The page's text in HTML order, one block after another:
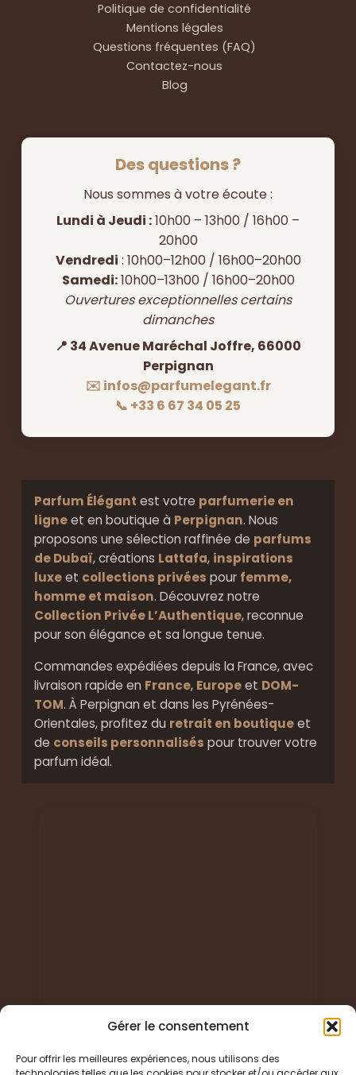
Gérer le consentement
Pour offrir les meilleures expériences, nous utilisons des
Politique de confidentialité
Mentions légales
Questions fréquentes (FAQ)
Contactez-nous
Blog
Des questions ?
Nous sommes à votre écoute :
Lundi à Jeudi :10h00 – 13h00 / 16h00 –
20h00
Vendredi : 10h00–12h00 / 16h00–20h00
Samedi:10h00–13h00 / 16h00–20h00
Ouvertures exceptionnelles certains
dimanches
📍 34 Avenue Maréchal Joffre, 66000
Perpignan
✉️ infos@parfumelegant.fr
📞 +33 6 67 34 05 25
Parfum Élégant est votre parfumerie en
ligneet en boutique à Perpignan. Nous
proposons une sélection raffinée de parfums
de Dubaï, créations Lattafa, inspirations
luxeet collections privées pour femme,
homme et maison. Découvrez notre
Collection Privée L’Authentique, reconnue
pour son élégance et sa longue tenue.
Commandes expédiées depuis la France, avec
livraison rapide en France, Europeet DOM-
TOM. À Perpignan et dans les Pyrénées-
Orientales, profitez du retrait en boutiqueet
de conseils personnalisés pour trouver votre
parfum idéal.